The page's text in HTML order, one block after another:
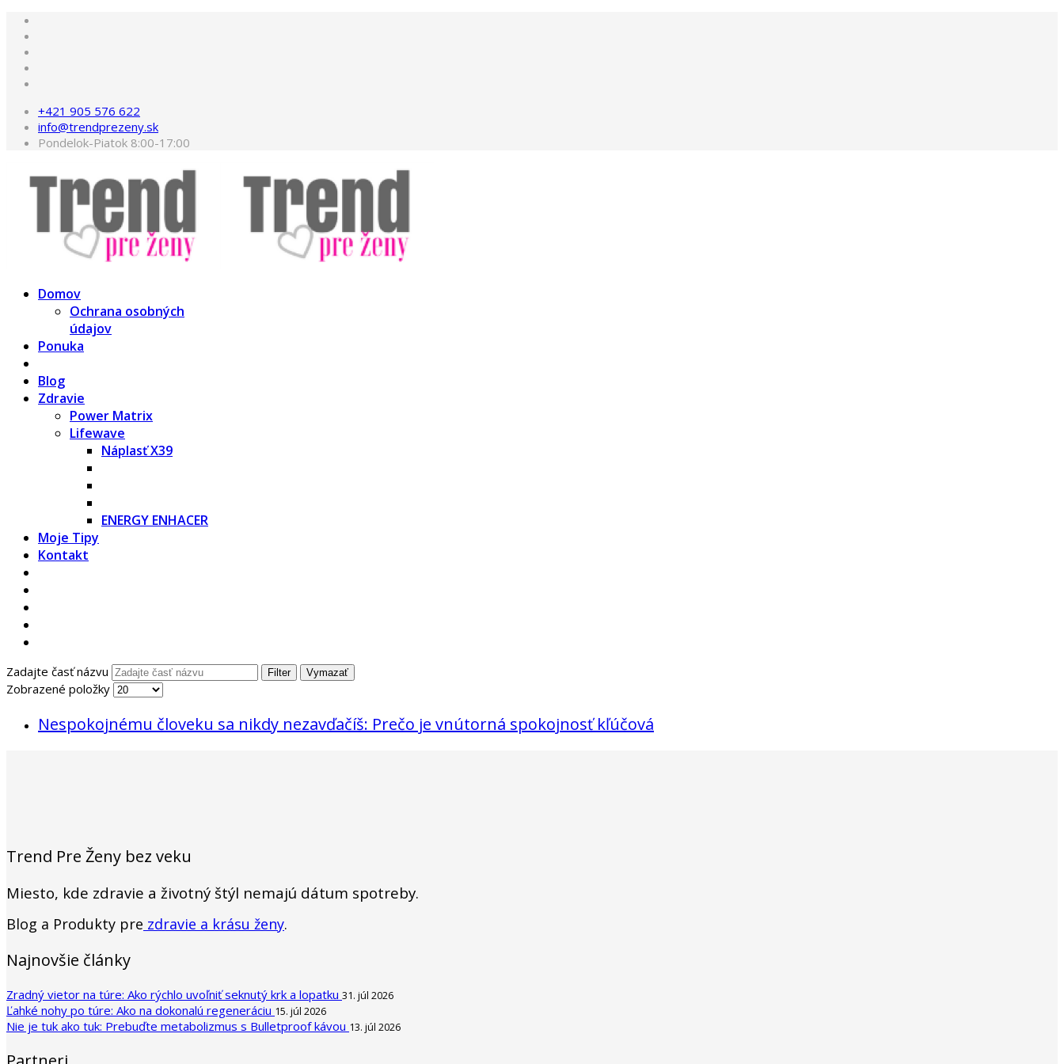
+421 905 576 622
info@trendprezeny.sk
Pondelok-Piatok 8:00-17:00
Domov
Ochrana osobných
údajov
Ponuka
Blog
Zdravie
Power Matrix
Lifewave
Náplasť X39
ENERGY ENHACER
Moje Tipy
Kontakt
Zadajte časť názvu Filter Vymazať
Zobrazené položky
Nespokojnému človeku sa nikdy nezavďačíš: Prečo je vnútorná spokojnosť kľúčová
Trend Pre Ženy bez veku
Miesto, kde zdravie a životný štýl nemajú dátum spotreby.
Blog a Produkty pre zdravie a krásu ženy.
Najnovšie články
Zradný vietor na túre: Ako rýchlo uvoľniť seknutý krk a lopatku 31. júl 2026
Ľahké nohy po túre: Ako na dokonalú regeneráciu 15. júl 2026
Nie je tuk ako tuk: Prebuďte metabolizmus s Bulletproof kávou 13. júl 2026